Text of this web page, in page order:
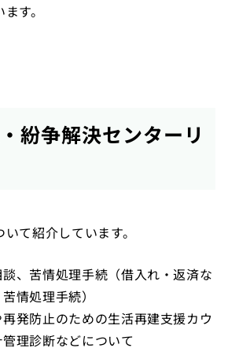
す。
紛争解決センターリ
て紹介しています。
、苦情処理手続（借入れ・返済な
情処理手続）
発防止のための生活再建支援カウ
理診断などについて